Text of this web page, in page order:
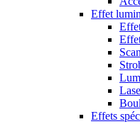
Effet
Effets